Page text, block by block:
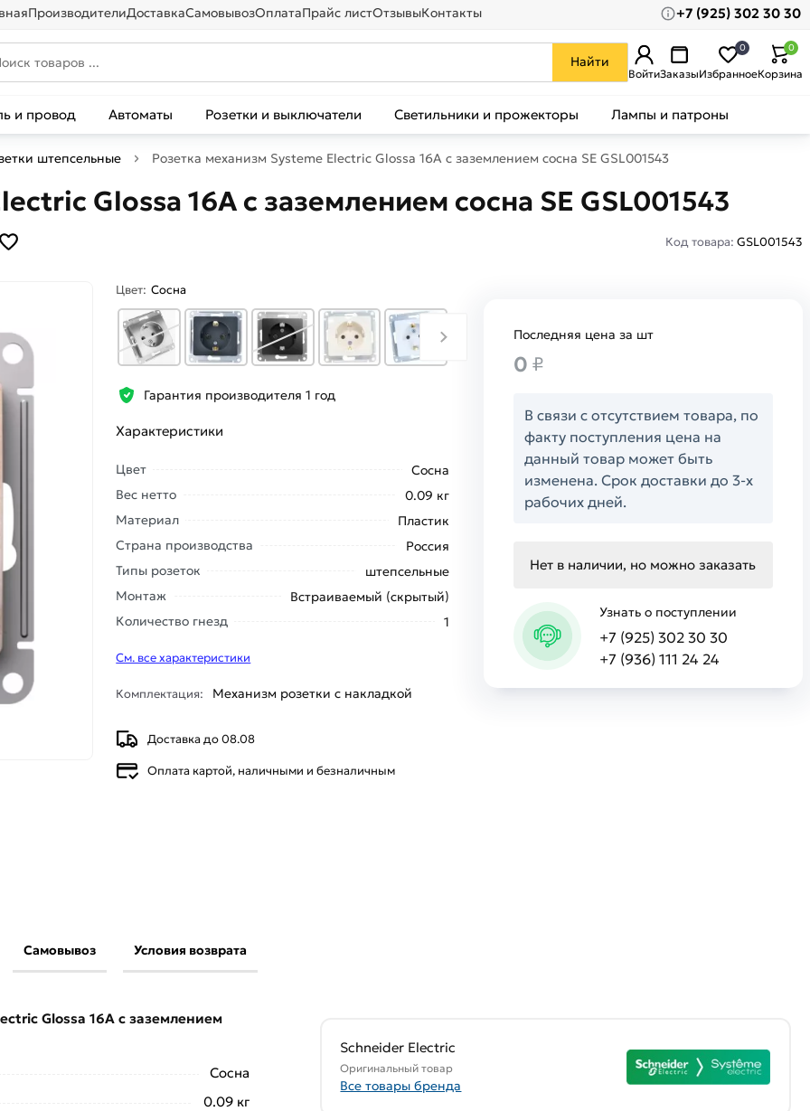
ПроизводителиДоставкаСамовывозОплатаПрайс листОтзывыКонтакты +7 (925) 302 30 30
Найти
ВойтиЗаказыИзбранное
0
Корзина
0
и провод Автоматы Розетки и выключатели Светильники и прожекторы Лампы и патроны
штепсельные Розетка механизм Systeme Electric Glossa 16А с заземлением сосна SE GSL001543
Glossa 16А с заземлением сосна SE GSL001543
Код товара: GSL001543
Цвет: Сосна
Гарантия производителя 1 год
Характеристики
Цвет
Сосна
Вес нетто
0.09 кг
Материал
Пластик
Страна производства
Россия
Типы розеток
штепсельные
Монтаж
Встраиваемый (скрытый)
Количество гнезд
1
См. все характеристики
Комплектация: Механизм розетки с накладкой
Доставка до 08.08
Оплата картой, наличными и безналичным
Последняя цена за шт
0 ₽
В связи с отсутствием товара, по
факту поступления цена на
данный товар может быть
изменена. Срок доставки до 3-х
рабочих дней.
Нет в наличии, но можно заказать
Узнать о поступлении
+7 (925) 302 30 30
+7 (936) 111 24 24
Самовывоз Условия возврата
с Вами для согласования условий
рекомендуем ознакомиться с
всем стандартам качества. Возврат
Glossa 16А с заземлением
Сосна
0.09 кг
Schneider Electric
Оригинальный товар
Все товары бренда